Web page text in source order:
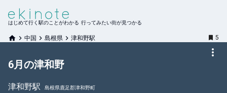
はじめて行く駅のことがわかる 行ってみたい街が見つかる
中国 島根県 津和野駅 5
6月の津和野
津和野駅
島根県鹿足郡津和野町